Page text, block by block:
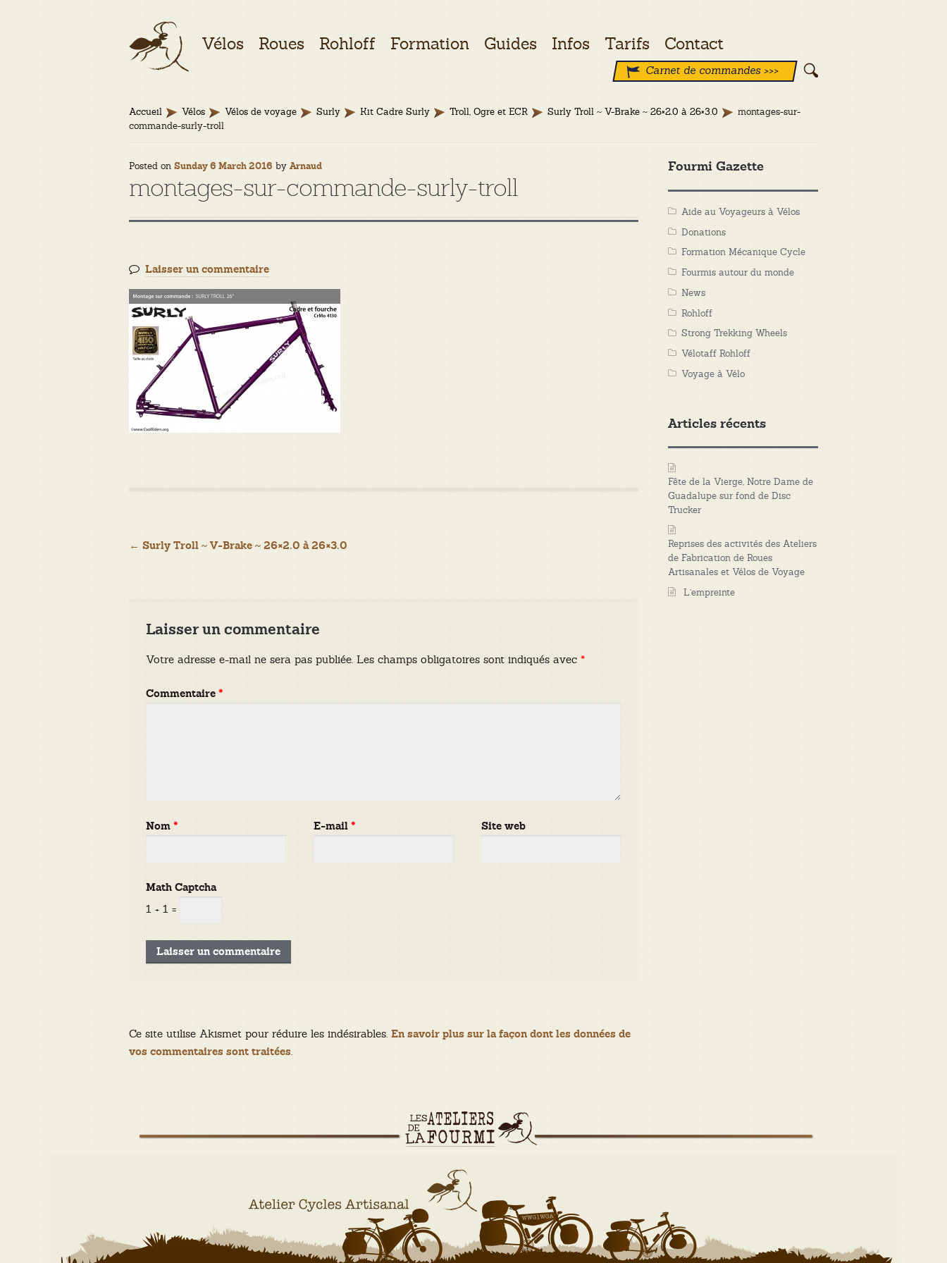
Aller
Aller
au
Vélos Roues Rohloff Formation Guides Infos Tarifs Contact
Carnet de commandes >>>
Accueil Vélos Vélos de voyage Surly Kit Cadre Surly Troll, Ogre et ECR Surly Troll ~ V-Brake ~ 26×2.0 à 26×3.0
montages-sur-
commande-surly-troll
Posted onSunday 6 March 2016 byArnaud
montages-sur-commande-surly-troll
Laisser un commentaire
Navigation
← Surly Troll ~ V-Brake ~ 26×2.0 à 26×3.0
Laisser un commentaire
Votre adresse e-mail ne sera pas publiée. Les champs obligatoires sont indiqués avec*
Commentaire*
Nom* E-mail* Site web
Math Captcha
1 + 1 =
Ce site utilise Akismet pour réduire les indésirables.En savoir plus sur la façon dont les données de
vos commentaires sont traitées.
Fourmi Gazette
Aide au Voyageurs à Vélos
Donations
Formation Mécanique Cycle
Fourmis autour du monde
News
Rohloff
Strong Trekking Wheels
Vélotaff Rohloff
Voyage à Vélo
Articles récents
Fête de la Vierge, Notre Dame de
Guadalupe sur fond de Disc
Trucker
Reprises des activités des Ateliers
de Fabrication de Roues
Artisanales et Vélos de Voyage
L’empreinte